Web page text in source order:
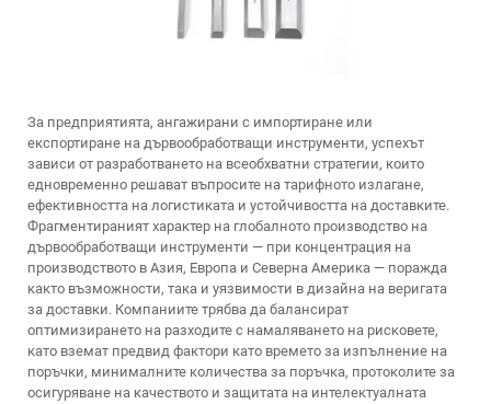
За предприятията, ангажирани с импортиране или
експортиране на дървообработващи инструменти, успехът
зависи от разработването на всеобхватни стратегии, които
едновременно решават въпросите на тарифното излагане,
ефективността на логистиката и устойчивостта на доставките.
Фрагментираният характер на глобалното производство на
дървообработващи инструменти — при концентрация на
производството в Азия, Европа и Северна Америка — поражда
както възможности, така и уязвимости в дизайна на веригата
за доставки. Компаниите трябва да балансират
оптимизирането на разходите с намаляването на рисковете,
като вземат предвид фактори като времето за изпълнение на
поръчки, минималните количества за поръчка, протоколите за
осигуряване на качеството и защитата на интелектуалната